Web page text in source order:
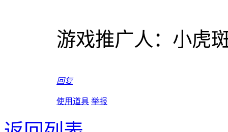
游戏推广人：小虎
回复
使用道具 举报